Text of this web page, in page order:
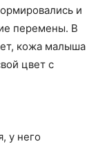
и
перемены. В
кожа малыша
цвет с
у него